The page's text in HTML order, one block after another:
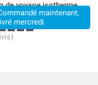
maintenant,
livré mercredi
de voyage isotherme